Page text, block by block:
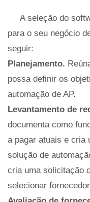
A seleção do
para o seu negócio
seguir:
Planejamento.
possa definir os
automação de AP.
Levantamento de
documenta como
a pagar atuais e cria
solução de
cria uma solicitação
selecionar